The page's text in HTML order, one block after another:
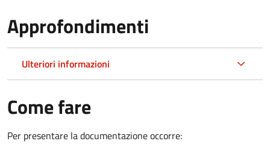
Approfondimenti
Ulteriori informazioni
Come fare
Per presentare la documentazione occorre: